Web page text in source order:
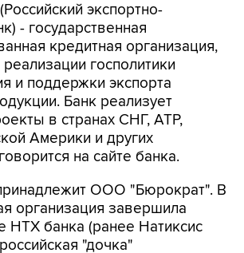
экспортно-
- государственная
кредитная организация,
госполитики
и поддержки экспорта
Банк реализует
в странах СНГ, АТР,
Америки и других
на сайте банка.
ООО "Бюрократ". В
организация завершила
НТХ банка (ранее Натиксис
"дочка"